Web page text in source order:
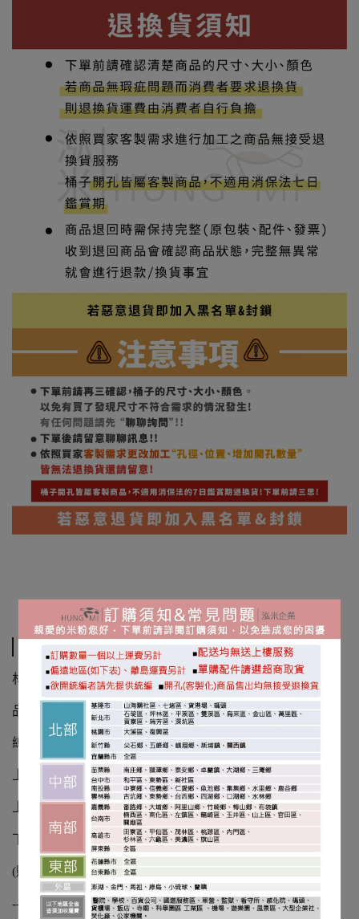
規格說明
材質:PE聚乙烯製造(可耐酸鹼)
品 名：KT-70L
總 高 度：32CM
上部內徑：61x42.2CM
上部外徑：67x48.6CM
下部外徑：56x37.2CM
(貼心提醒:尺寸僅供參考，以實際成品為主，誤差值±3%)
-----